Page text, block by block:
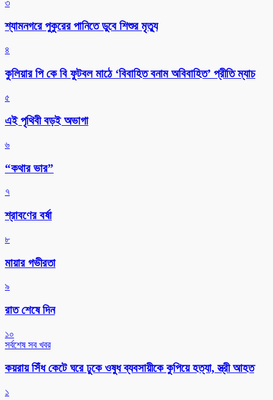
৩
শ্যামনগরে পুকুরের পানিতে ডুবে শিশুর মৃত্যু
৪
কুলিয়ার পি কে বি ফুটবল মাঠে ‘বিবাহিত বনাম অবিবাহিত’ প্রীতি ম্যাচ
৫
এই পৃথিবী বড়ই অভাগা
৬
“কথার ভার”
৭
শ্রাবণের বর্ষা
৮
মায়ার গভীরতা
৯
রাত শেষে দিন
১০
সর্বশেষ সব খবর
কয়রায় সিঁধ কেটে ঘরে ঢুকে ওষুধ ব্যবসায়ীকে কুপিয়ে হত্যা, স্ত্রী আহত
১